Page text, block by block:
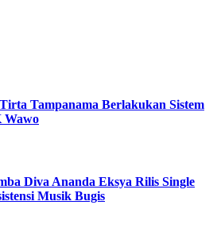
Tampanama Berlakukan Sistem
Diva Ananda Eksya Rilis Single
Musik Bugis